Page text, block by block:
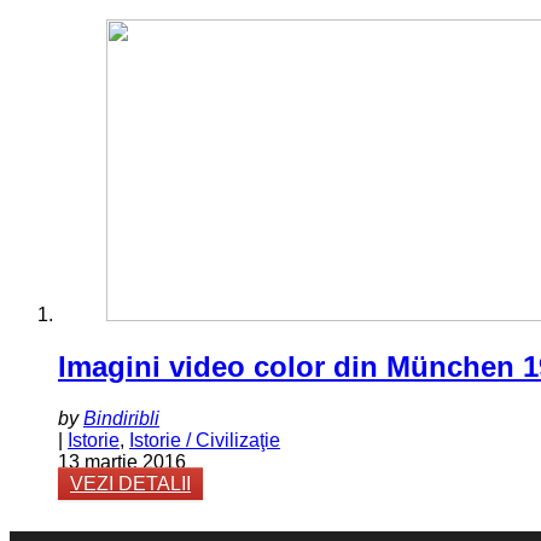
Imagini video color din München
byBindiribli
Istorie, Istorie / Civilizaţie
13 martie 2016
VEZI DETALII